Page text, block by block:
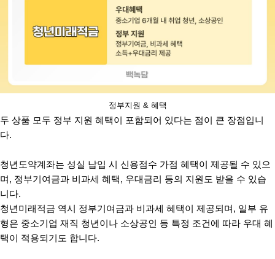
정부지원 & 혜택
두 상품 모두 정부 지원 혜택이 포함되어 있다는 점이 큰 장점입니
다.
청년도약계좌는 성실 납입 시 신용점수 가점 혜택이 제공될 수 있으
며, 정부기여금과 비과세 혜택, 우대금리 등의 지원도 받을 수 있습
니다.
청년미래적금 역시 정부기여금과 비과세 혜택이 제공되며, 일부 유
형은 중소기업 재직 청년이나 소상공인 등 특정 조건에 따라 우대 혜
택이 적용되기도 합니다.